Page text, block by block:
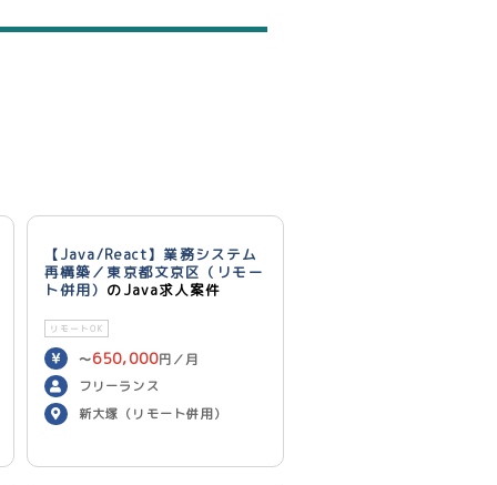
【Java/React】業務システム
再構築／東京都文京区（リモー
ト併用） のJava求人案件
リモートOK
〜650,000円／月
フリーランス
新大塚（リモート併用）